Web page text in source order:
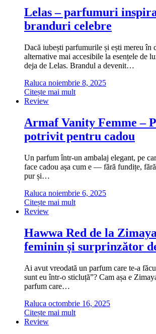
Lelas – parfumuri
branduri celebre
Dacă iubești parfumurile și ești mereu în
alternative mai accesibile la esențele de
deja de Lelas. Brandul a devenit…
Raluca noiembrie 8, 2025
Citește mai mult
Review
Armaf Vanity Femme –
potrivit pentru cadou
Un parfum într-un ambalaj elegant, pe
face cadou așa cum e — fără fundițe,
pur și…
Raluca noiembrie 6, 2025
Citește mai mult
Review
Hawwa Red de la
feminin și surprinzător
Ai avut vreodată un parfum care te-a
sunt eu într-o sticluță”? Cam așa e
parfum care…
Raluca octombrie 16, 2025
Citește mai mult
Review